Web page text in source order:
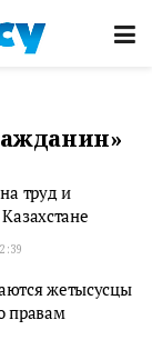
труд и
жетысусцы
правам